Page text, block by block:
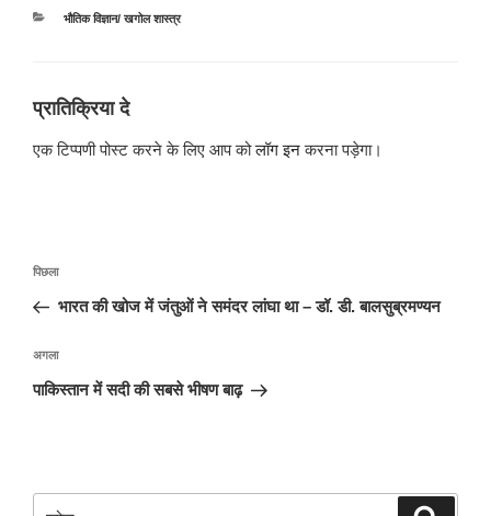
श्रेणियाँ
भौतिक विज्ञान/ खगोल शास्त्र
प्रातिक्रिया दे
एक टिप्पणी पोस्ट करने के लिए आप कोलॉग इनकरना पड़ेगा।
पोस्ट
पिछला
पोस्ट:
पिछला
भारत की खोज में जंतुओं ने समंदर लांघा था – डॉ. डी. बालसुब्रमण्यन
अगली
पोस्ट
अगला
पाकिस्तान में सदी की सबसे भीषण बाढ़
खोजे